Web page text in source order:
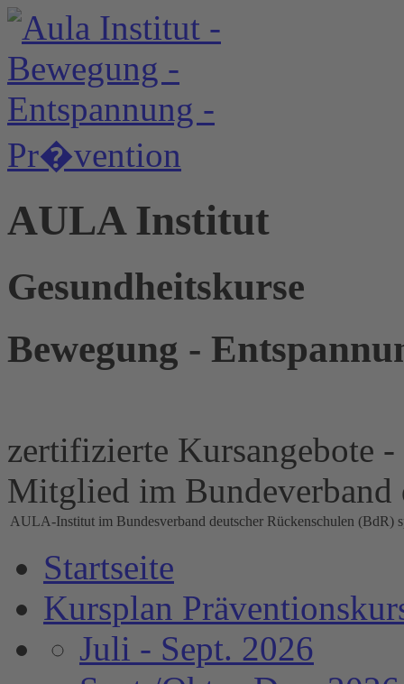
AULA Institut
Gesundheitskurse
Bewegung -
zertifizierte Kursangebote -
Mitglied im Bundeverband
AULA-Institut im Bundesverband deutscher Rückenschulen (BdR)
Startseite
Kursplan
Juli - Sept. 2026